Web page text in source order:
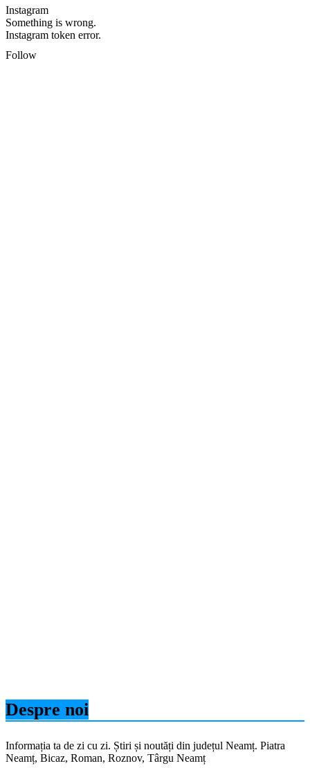
Instagram
Something is wrong.
Instagram token error.
Follow
Despre noi
Informația ta de zi cu zi. Știri și noutăți din județul Neamț. Piatra
Neamț, Bicaz, Roman, Roznov, Târgu Neamț